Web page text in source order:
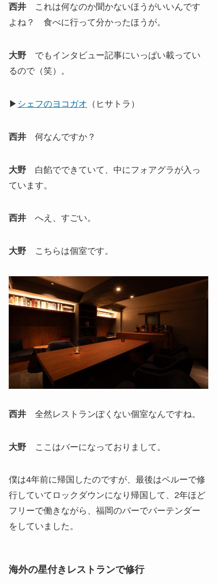
西井
これは何なのか聞かないほうがいいんです
よね？ 食べに行って分かったほうが。
大野 でもインタビュー記事にいっぱい載ってい
るので（笑）。
▶ シェフのヨコガオ （ヒサトラ）
西井 何なんですか？
大野 白餡でできていて、中にフォアグラが入っ
ています。
西井 へえ、すごい。
大野 こちらは個室です。
西井 全然レストランぽくない個室なんですね。
大野 ここはバーになっておりまして。
僕は4年前に帰国したのですが、最後はペルーで修
行していてロックダウンになり帰国して、2年ほど
フリーで働きながら、福岡のバーでバーテンダー
をしていました。
海外の星付きレストランで修行